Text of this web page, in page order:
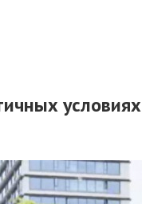
условиях